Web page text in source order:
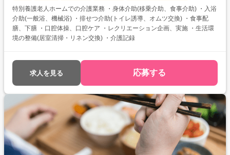
特別養護老人ホームでの介護業務 ・身体介助(移乗介助、食事介助) ・入浴
介助(一般浴、機械浴) ・排せつ介助(トイレ誘導、オムツ交換) ・食事配
膳、下膳 ・口腔体操、口腔ケア ・レクリエーション企画、実施 ・生活環
境の整備(居室清掃・リネン交換) ・介護記録
求人を見る 応募する